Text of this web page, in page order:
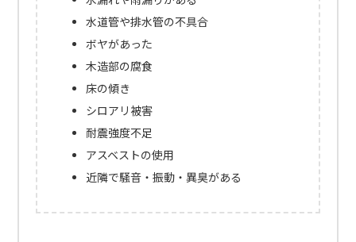
水道管や排水管の不具合
ボヤがあった
木造部の腐食
床の傾き
シロアリ被害
耐震強度不足
アスベストの使用
近隣で騒音・振動・異臭がある